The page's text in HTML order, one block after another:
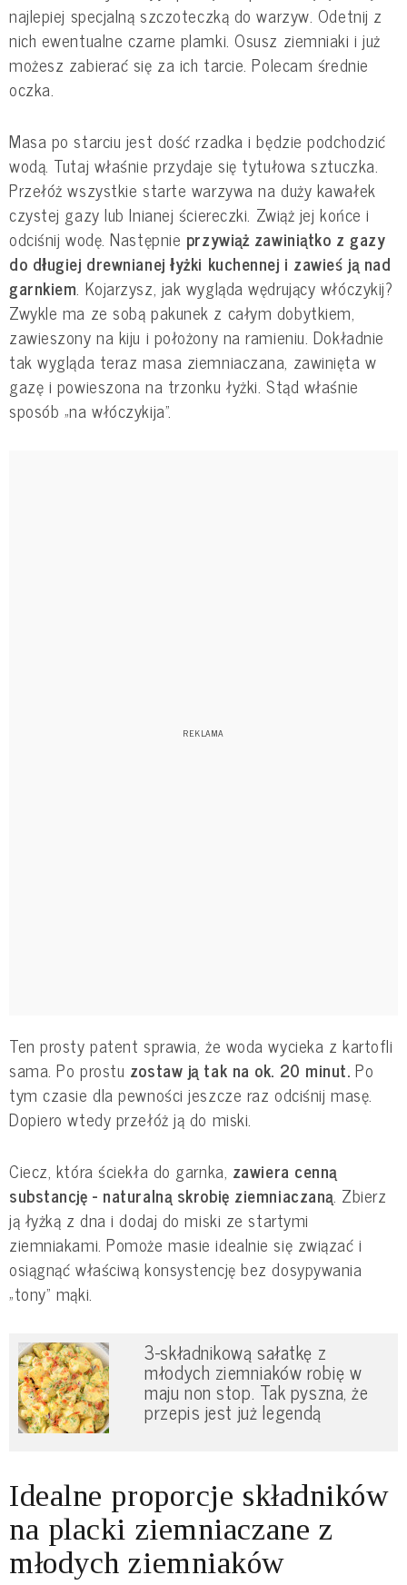
najlepiej specjalną szczoteczką do warzyw. Odetnij z
nich ewentualne czarne plamki. Osusz ziemniaki i już
możesz zabierać się za ich tarcie. Polecam średnie
oczka.
Masa po starciu jest dość rzadka i będzie podchodzić
wodą. Tutaj właśnie przydaje się tytułowa sztuczka.
Przełóż wszystkie starte warzywa na duży kawałek
czystej gazy lub lnianej ściereczki. Zwiąż jej końce i
odciśnij wodę. Następnie przywiąż zawiniątko z gazy
do długiej drewnianej łyżki kuchennej i zawieś ją nad
garnkiem. Kojarzysz, jak wygląda wędrujący włóczykij?
Zwykle ma ze sobą pakunek z całym dobytkiem,
zawieszony na kiju i położony na ramieniu. Dokładnie
tak wygląda teraz masa ziemniaczana, zawinięta w
gazę i powieszona na trzonku łyżki. Stąd właśnie
sposób „na włóczykija”.
Ten prosty patent sprawia, że woda wycieka z kartofli
sama. Po prostu zostaw ją tak na ok. 20 minut.Po
tym czasie dla pewności jeszcze raz odciśnij masę.
Dopiero wtedy przełóż ją do miski.
Ciecz, która ściekła do garnka, zawiera cenną
substancję - naturalną skrobię ziemniaczaną. Zbierz
ją łyżką z dna i dodaj do miski ze startymi
ziemniakami. Pomoże masie idealnie się związać i
osiągnąć właściwą konsystencję bez dosypywania
„tony” mąki.
3-składnikową sałatkę z
młodych ziemniaków robię w
maju non stop. Tak pyszna, że
przepis jest już legendą
Idealne proporcje składników
na placki ziemniaczane z
młodych ziemniaków